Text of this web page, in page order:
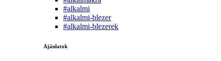
#alkalmi
#alkalmi-blezer
#alkalmi-blezerek
Ajánlatok